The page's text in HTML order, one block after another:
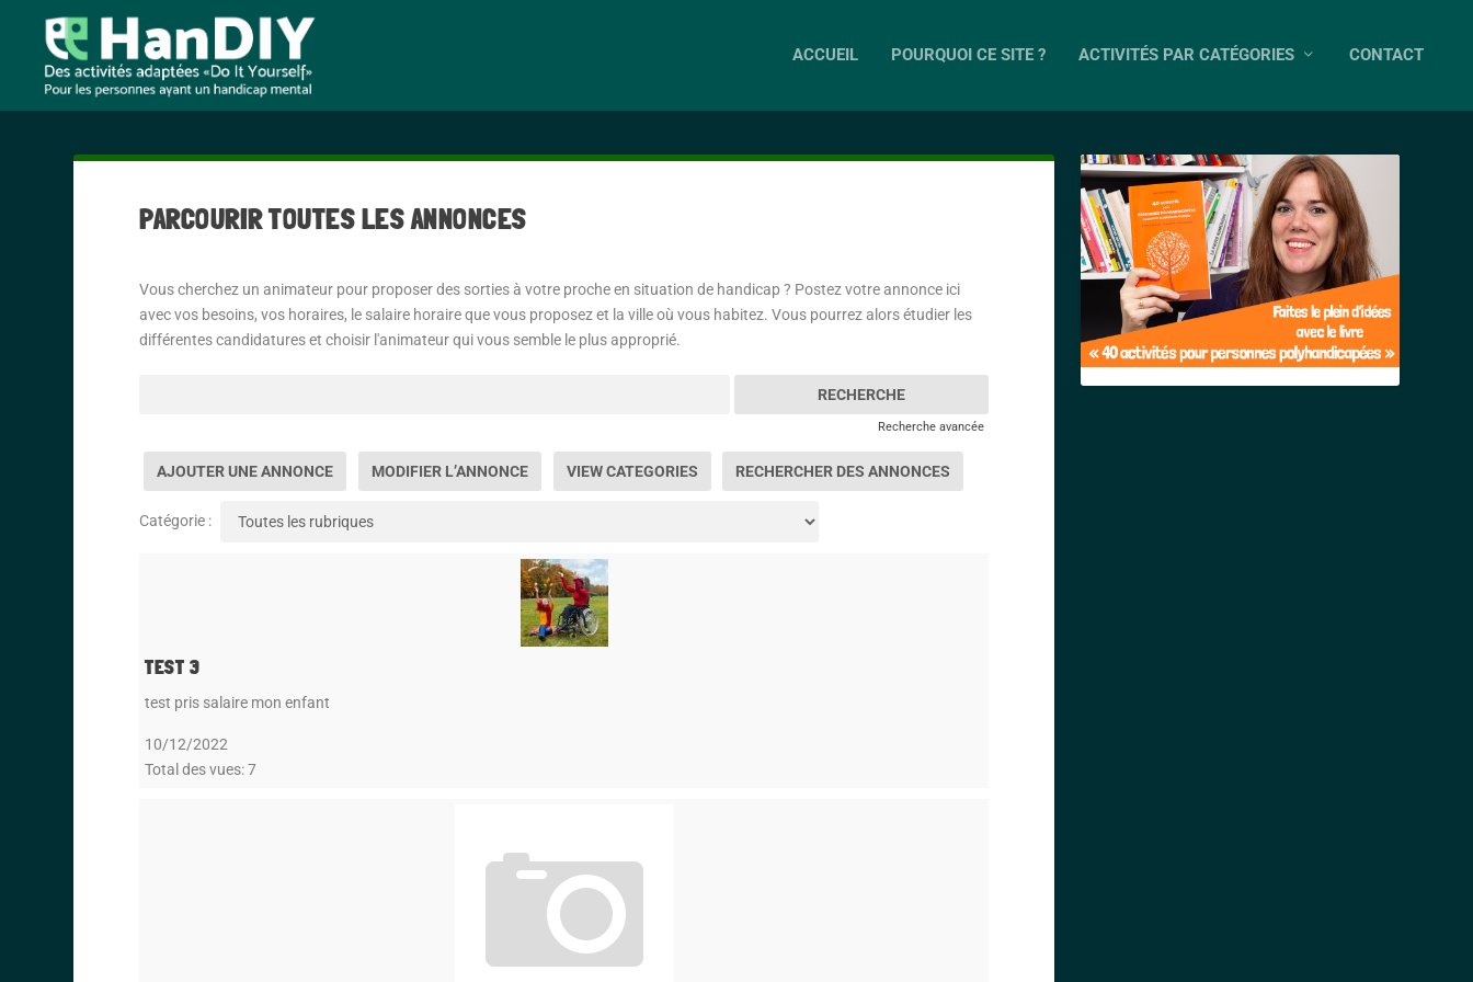
ACCUEIL POURQUOI CE SITE ? ACTIVITÉS PAR CATÉGORIES CONTACT
PARCOURIR TOUTES LES ANNONCES
Vous cherchez un animateur pour proposer des sorties à votre proche en situation de handicap ? Postez votre annonce ici
avec vos besoins, vos horaires, le salaire horaire que vous proposez et la ville où vous habitez. Vous pourrez alors étudier les
différentes candidatures et choisir l'animateur qui vous semble le plus approprié.
Recherche avancée
AJOUTER UNE ANNONCE MODIFIER L’ANNONCE VIEW CATEGORIES RECHERCHER DES ANNONCES
Catégorie :
TEST 3
test pris salaire mon enfant
10/12/2022
Total des vues: 7